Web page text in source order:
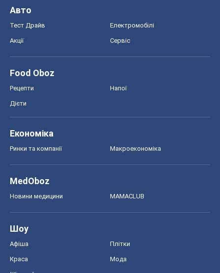
Авто
Тест Драйв Електромобілі
Акції Сервіс
Food Oboz
Рецепти Напої
Дієти
Економіка
Ринки та компанії Макроекономіка
MedOboz
Новини медицини MAMACLUB
Шоу
Афіша Плітки
Краса Мода